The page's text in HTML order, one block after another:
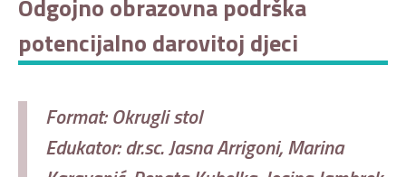
Odgojno obrazovna podrška
potencijalno darovitoj djeci
Format: Okrugli stol
Edukator: dr.sc. Jasna Arrigoni, Marina